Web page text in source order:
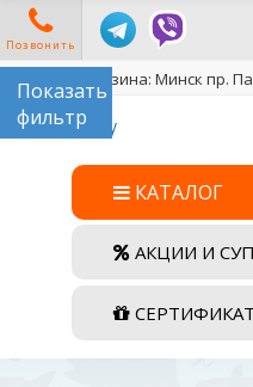
Позвонить
Адрес магазина: Минск пр.
КАТАЛОГ
АКЦИИ И
СЕРТИФИКАТ